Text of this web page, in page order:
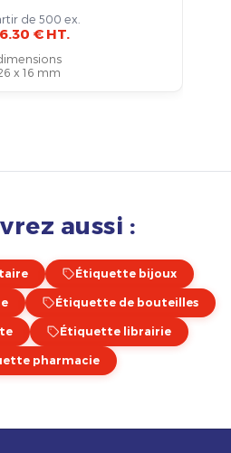
de 500 ex.
€ HT.
x 16 mm
aussi :
Étiquette bijoux
Étiquette de bouteilles
Étiquette librairie
pharmacie